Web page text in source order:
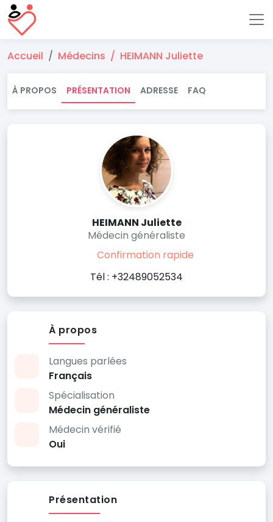
Accueil Médecins HEIMANN Juliette
À PROPOS PRÉSENTATION ADRESSE FAQ
HEIMANN Juliette
Médecin généraliste
Confirmation rapide
Tél : +32489052534
À propos
Langues parlées
Français
Spécialisation
Médecin généraliste
Médecin vérifié
Oui
Présentation